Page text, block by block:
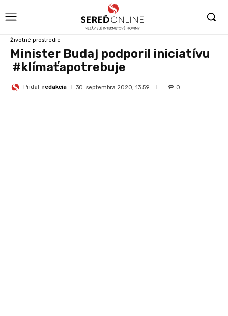
Životné prostredie
Minister Budaj podporil iniciatívu
#klímaťapotrebuje
Pridal redakcia 30. septembra 2020, 13:59 0